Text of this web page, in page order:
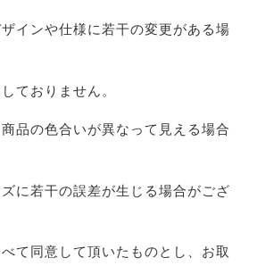
インや仕様に若干の変更がある場
ておりません。
品の色合いが異なって見える場合
に若干の誤差が生じる場合がござ
べて同意して頂いたものとし、お取